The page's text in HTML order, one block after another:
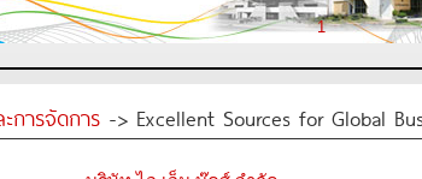
1
การจัดการ -> Excellent Sources for Global